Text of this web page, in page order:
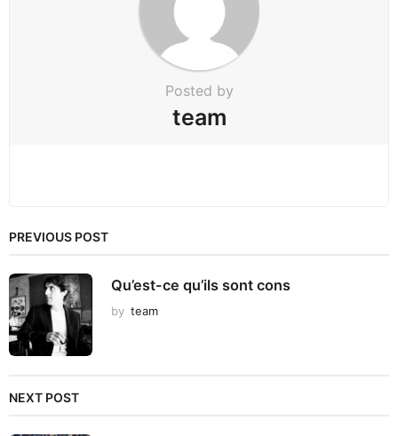
Posted by
team
PREVIOUS POST
Qu’est-ce qu’ils sont cons
by team
NEXT POST